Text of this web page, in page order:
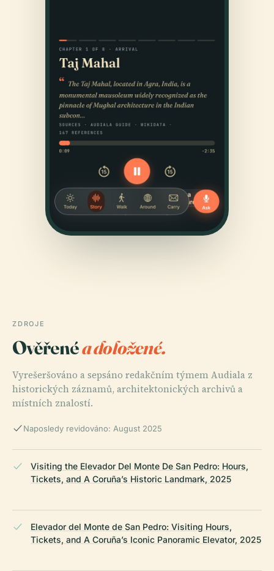
ZDROJE
Ověřenéa doložené.
Vyrešeršováno a sepsáno redakčním týmem Audiala z
historických záznamů, architektonických archivů a
místních znalostí.
Naposledy revidováno: August 2025
Visiting the Elevador Del Monte De San Pedro: Hours,
Tickets, and A Coruña’s Historic Landmark, 2025
Elevador del Monte de San Pedro: Visiting Hours,
Tickets, and A Coruña’s Iconic Panoramic Elevator, 2025